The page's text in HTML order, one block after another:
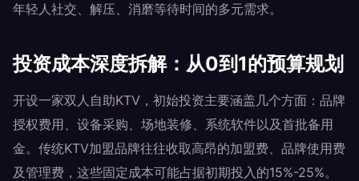
年轻人社交、解压、消磨等待时间的多元需求。
投资成本深度拆解：从0到1的预算规划
开设一家双人自助KTV，初始投资主要涵盖几个方面：品牌
授权费用、设备采购、场地装修、系统软件以及首批备用
金。传统KTV加盟品牌往往收取高昂的加盟费、品牌使用费
及管理费，这些固定成本可能占据初期投入的15%-25%。